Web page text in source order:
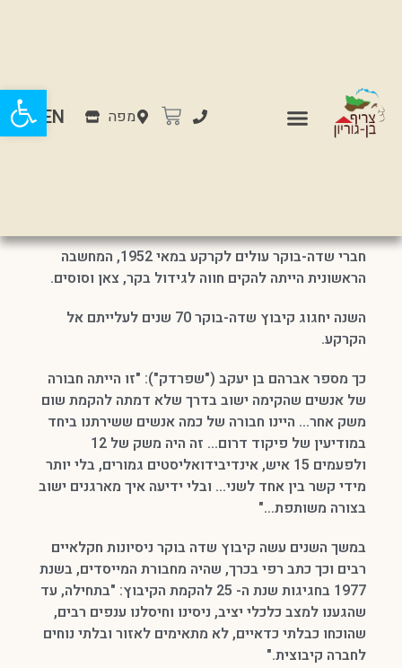
מפה EN
חברי שדה-בוקר עולים לקרקע במאי 1952, המחשבה
הראשונית הייתה להקים חווה לגידול בקר, צאן וסוסים.
השנה יחגוג קיבוץ שדה-בוקר 70 שנים לעלייתם אל
הקרקע.
כך מספר אברהם בן יעקב ("שפרדק"): "זו הייתה חבורה
של אנשים שהקימה ישוב בדרך שלא דמתה להקמת שום
משק אחר… היינו חבורה של כמה אנשים ששירתנו ביחד
במודיעין של פיקוד דרום… זה היה משק של 12
ולפעמים 15 איש, אינדיבידואליסטים גמורים, בלי יותר
מידי קשר בין אחד לשני… ובלי ידיעה איך מארגנים ישוב
בצורה משותפת…"
במשך השנים עשה קיבוץ שדה בוקר ניסיונות חקלאיים
רבים וכך כתב רפי בכרך, שהיה מחבורת המייסדים, בשנת
1977 בחגיגות שנת ה- 25 להקמת הקיבוץ: "בתחילה, עד
שהגענו למצב כלכלי יציב, ניסינו וחיסלנו ענפים רבים,
שהוכחו כבלתי כדאיים, לא מתאימים לאזור ובלתי נוחים
לחברה קיבוצית."